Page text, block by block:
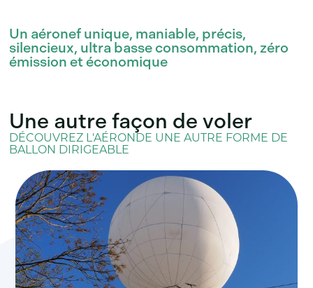
Un aéronef unique, maniable, précis,
silencieux, ultra basse consommation, zéro
émission et économique
Une autre façon de voler
DÉCOUVREZ L'AÉRONDE UNE AUTRE FORME DE
BALLON DIRIGEABLE